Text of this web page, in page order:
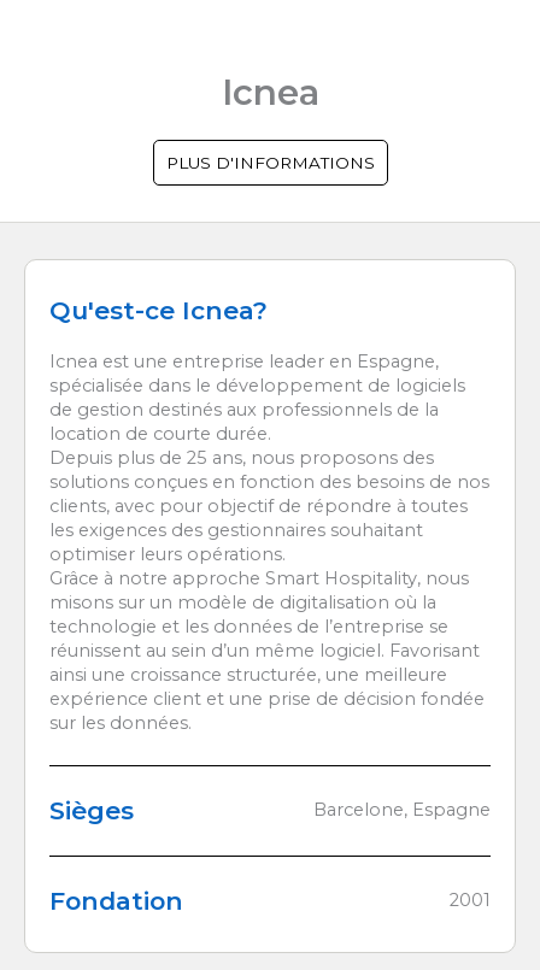
Icnea
PLUS D'INFORMATIONS
Qu'est-ce Icnea?
Icnea est une entreprise leader en Espagne,
spécialisée dans le développement de logiciels
de gestion destinés aux professionnels de la
location de courte durée.
Depuis plus de 25 ans, nous proposons des
solutions conçues en fonction des besoins de nos
clients, avec pour objectif de répondre à toutes
les exigences des gestionnaires souhaitant
optimiser leurs opérations.
Grâce à notre approche Smart Hospitality, nous
misons sur un modèle de digitalisation où la
technologie et les données de l’entreprise se
réunissent au sein d’un même logiciel. Favorisant
ainsi une croissance structurée, une meilleure
expérience client et une prise de décision fondée
sur les données.
Sièges Barcelone, Espagne
Fondation 2001